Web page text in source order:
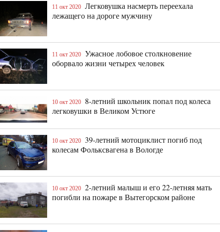
11 окт 2020 Легковушка насмерть переехала
лежащего на дороге мужчину
11 окт 2020 Ужасное лобовое столкновение
оборвало жизни четырех человек
10 окт 2020
8-летний школьник попал под колеса
легковушки в Великом Устюге
10 окт 2020
39-летний мотоциклист погиб под
колесам Фольксвагена в Вологде
10 окт 2020 2-летний малыш и его 22-летняя мать
погибли на пожаре в Вытегорском районе